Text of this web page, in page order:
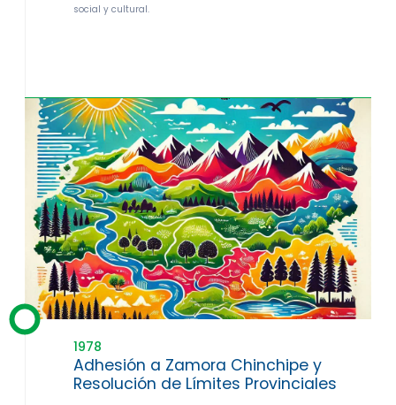
social y cultural.
1978
Adhesión a Zamora Chinchipe y
Resolución de Límites Provinciales